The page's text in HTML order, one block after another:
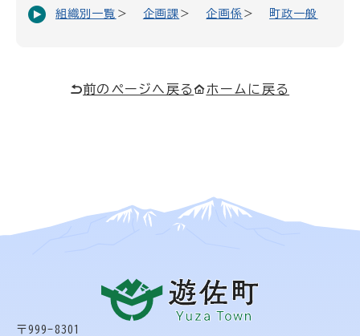
組織別一覧 企画課 企画係 町政一般
前のページへ戻る ホームに戻る
〒999-8301